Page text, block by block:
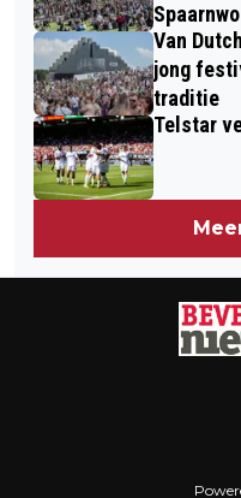
Van
jong
traditie
Telstar